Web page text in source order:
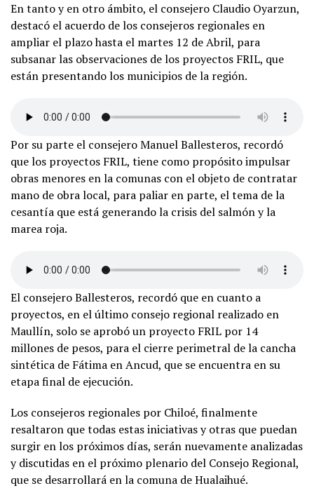
En tanto y en otro ámbito, el consejero Claudio Oyarzun,
destacó el acuerdo de los consejeros regionales en
ampliar el plazo hasta el martes 12 de Abril, para
subsanar las observaciones de los proyectos FRIL, que
están presentando los municipios de la región.
Por su parte el consejero Manuel Ballesteros, recordó
que los proyectos FRIL, tiene como propósito impulsar
obras menores en la comunas con el objeto de contratar
mano de obra local, para paliar en parte, el tema de la
cesantía que está generando la crisis del salmón y la
marea roja.
El consejero Ballesteros, recordó que en cuanto a
proyectos, en el último consejo regional realizado en
Maullín, solo se aprobó un proyecto FRIL por 14
millones de pesos, para el cierre perimetral de la cancha
sintética de Fátima en Ancud, que se encuentra en su
etapa final de ejecución.
Los consejeros regionales por Chiloé, finalmente
resaltaron que todas estas iniciativas y otras que puedan
surgir en los próximos días, serán nuevamente analizadas
y discutidas en el próximo plenario del Consejo Regional,
que se desarrollará en la comuna de Hualaihué.